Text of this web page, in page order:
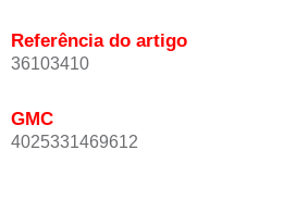
Referência do artigo
36103410
GMC
4025331469612